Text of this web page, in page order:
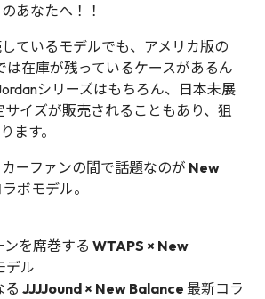
あなたへ！！
ているモデルでも、アメリカ版の
は在庫が残っているケースがあるん
シリーズはもちろん、日本未展
サイズが販売されることもあり、狙
ます。
ーファンの間で話題なのが New
ボモデル。
を席巻する WTAPS × New
デル
る JJJJound × New Balance 最新コラ